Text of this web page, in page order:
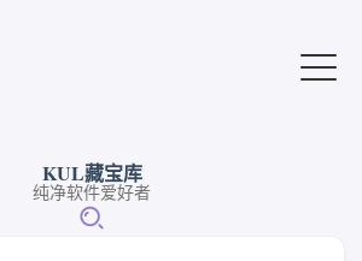
KUL藏宝库
纯净软件爱好者